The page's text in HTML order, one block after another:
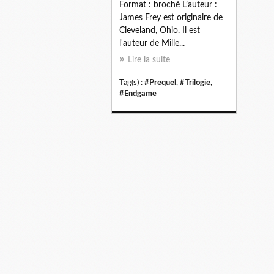
Format : broché L’auteur :
James Frey est originaire de
Cleveland, Ohio. Il est
l'auteur de Mille...
Lire la suite
Tag(s) : #Prequel , #Trilogie,
#Endgame